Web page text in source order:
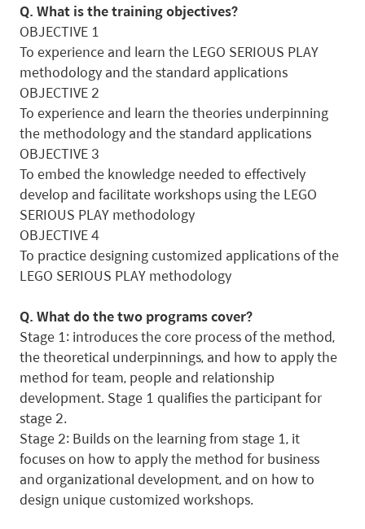
Q. What is the training objectives?
OBJECTIVE 1
To experience and learn the LEGO SERIOUS PLAY
methodology and the standard applications
OBJECTIVE 2
To experience and learn the theories underpinning
the methodology and the standard applications
OBJECTIVE 3
To embed the knowledge needed to effectively
develop and facilitate workshops using the LEGO
SERIOUS PLAY methodology
OBJECTIVE 4
To practice designing customized applications of the
LEGO SERIOUS PLAY methodology
Q. What do the two programs cover?
Stage 1: introduces the core process of the method,
the theoretical underpinnings, and how to apply the
method for team, people and relationship
development. Stage 1 qualifies the participant for
stage 2.
Stage 2: Builds on the learning from stage 1, it
focuses on how to apply the method for business
and organizational development, and on how to
design unique customized workshops.